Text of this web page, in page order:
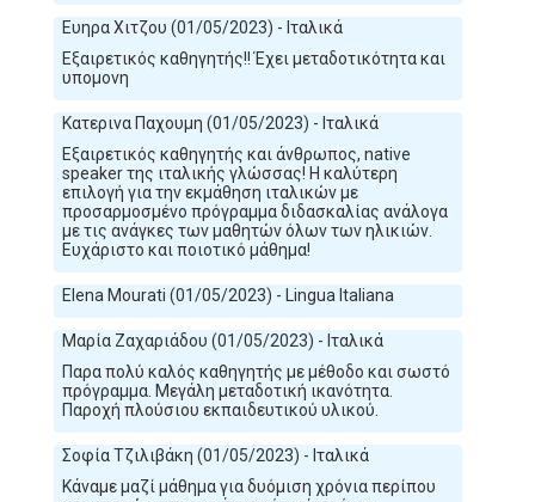
Ευηρα Χιτζου (01/05/2023) - Ιταλικά
Εξαιρετικός καθηγητής!! Έχει μεταδοτικότητα και
υπομονη
Κατερινα Παχουμη (01/05/2023) - Ιταλικά
Εξαιρετικός καθηγητής και άνθρωπος, native
speaker της ιταλικής γλώσσας! Η καλύτερη
επιλογή για την εκμάθηση ιταλικών με
προσαρμοσμένο πρόγραμμα διδασκαλίας ανάλογα
με τις ανάγκες των μαθητών όλων των ηλικιών.
Ευχάριστο και ποιοτικό μάθημα!
Elena Mourati (01/05/2023) - Lingua Italiana
Μαρία Ζαχαριάδου (01/05/2023) - Ιταλικά
Παρα πολύ καλός καθηγητής με μέθοδο και σωστό
πρόγραμμα. Μεγάλη μεταδοτική ικανότητα.
Παροχή πλούσιου εκπαιδευτικού υλικού.
Σοφία Τζιλιβάκη (01/05/2023) - Ιταλικά
Κάναμε μαζί μάθημα για δυόμιση χρόνια περίπου